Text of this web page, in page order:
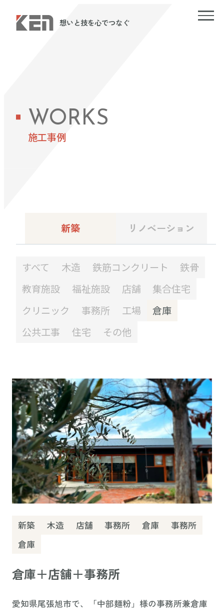
想いと技を心でつなぐ
WORKS
施工事例
新築 リノベーション
すべて 木造 鉄筋コンクリート
鉄骨
教育施設
福祉施設 店舗
集合住宅
クリニック
事務所 工場
倉庫
公共工事
住宅 その他
新築 木造 店舗 事務所 倉庫
事務所
倉庫
倉庫＋店舗＋事務所
愛知県尾張旭市で、「中部麺粉」様の事務所兼倉庫